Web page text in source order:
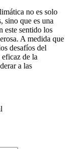
no es solo
sino que es una
este sentido los
A medida que
desafíos del
de la
a las